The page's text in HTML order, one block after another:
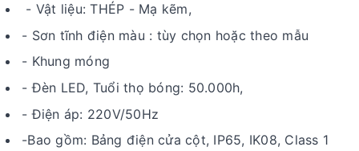
- Vật liệu: THÉP - Mạ kẽm,
- Sơn tĩnh điện màu : tùy chọn hoặc theo mẫu
- Khung móng
- Đèn LED, Tuổi thọ bóng: 50.000h,
-Điện áp: 220V/50Hz
-Bao gồm: Bảng điện cửa cột, IP65, IK08, Class 1